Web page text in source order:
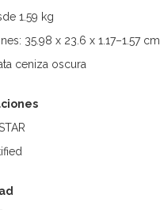
1.59 kg
35.98 x 23.6 x 1.17–1.57 cm
ceniza oscura